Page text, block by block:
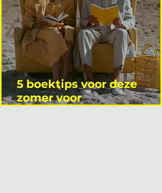
5 boektips voor deze
zomer voor